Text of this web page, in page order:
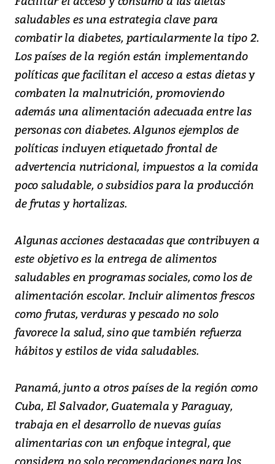
saludables es una estrategia clave para
combatir la diabetes, particularmente la tipo 2.
Los países de la región están implementando
políticas que facilitan el acceso a estas dietas y
combaten la malnutrición, promoviendo
además una alimentación adecuada entre las
personas con diabetes. Algunos ejemplos de
políticas incluyen etiquetado frontal de
advertencia nutricional, impuestos a la comida
poco saludable, o subsidios para la producción
de frutas y hortalizas.
Algunas acciones destacadas que contribuyen a
este objetivo es la entrega de alimentos
saludables en programas sociales, como los de
alimentación escolar. Incluir alimentos frescos
como frutas, verduras y pescado no solo
favorece la salud, sino que también refuerza
hábitos y estilos de vida saludables.
Panamá, junto a otros países de la región como
Cuba, El Salvador, Guatemala y Paraguay,
trabaja en el desarrollo de nuevas guías
alimentarias con un enfoque integral, que
considera no solo recomendaciones para los